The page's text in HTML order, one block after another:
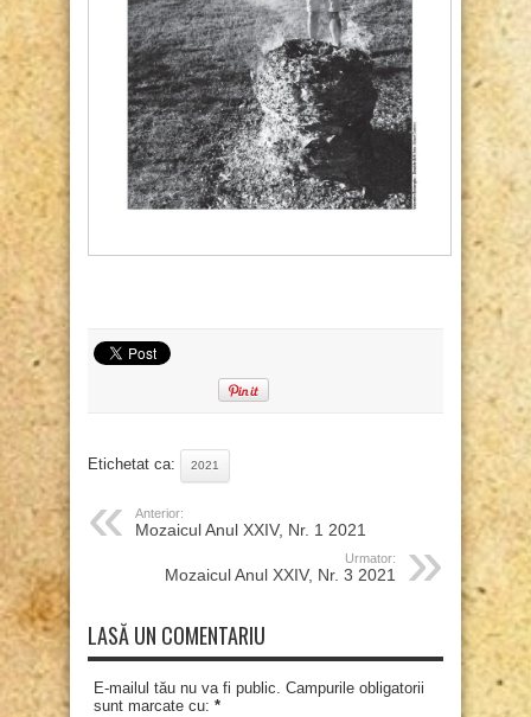
Etichetat ca: 2021
Anterior:
Mozaicul Anul XXIV, Nr. 1 2021
Urmator:
Mozaicul Anul XXIV, Nr. 3 2021
LASĂ UN COMENTARIU
E-mailul tău nu va fi public. Campurile obligatorii
sunt marcate cu: *